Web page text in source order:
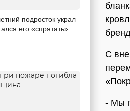
подросток украл
его «спрятать»
С
- Мы